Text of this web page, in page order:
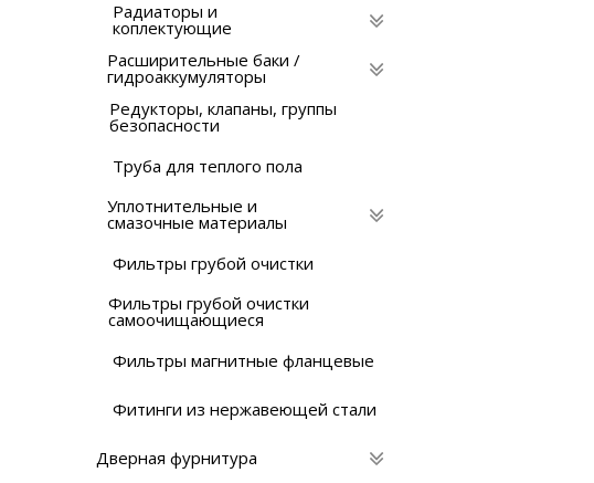
Радиаторы и
коплектующие
Расширительные баки /
гидроаккумуляторы
Редукторы, клапаны, группы
безопасности
Труба для теплого пола
Уплотнительные и
смазочные материалы
Фильтры грубой очистки
Фильтры грубой очистки
самоочищающиеся
Фильтры магнитные фланцевые
Фитинги из нержавеющей стали
Дверная фурнитура